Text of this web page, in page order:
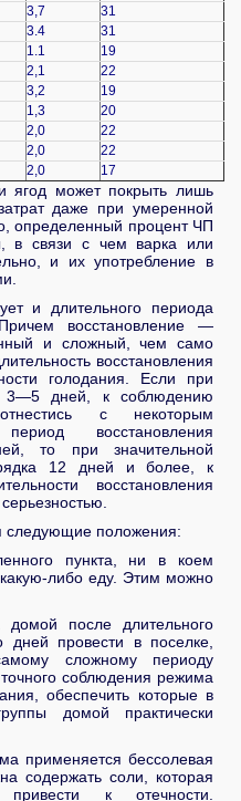
3,7
31
3.4
31
1.1
19
2,1
22
3,2
19
1,3
20
2,0
22
2,0
22
2,0 17
ягод может покрыть лишь
даже при умеренной
определенный процент ЧП
в связи с чем варка или
и их употребление в
и длительного периода
восстановление —
и сложный, чем само
восстановления
голодания. Если при
3—5 дней, к соблюдению
с некоторым
восстановления
то при значительной
12 дней и более, к
восстановления
следующие положения:
пункта, ни в коем
либо еду. Этим можно
после длительного
дней провести в поселке,
сложному периоду
соблюдения режима
обеспечить которые в
домой практически
применяется бессолевая
содержать соли, которая
к отечности.